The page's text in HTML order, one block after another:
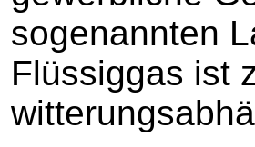
sogenannten
Flüssiggas ist